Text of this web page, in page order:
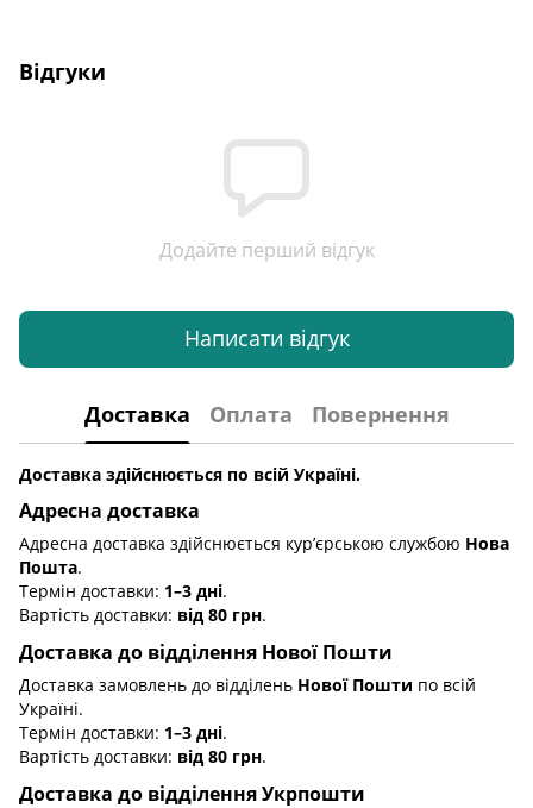
Відгуки
Додайте перший відгук
Написати відгук
Доставка Оплата Повернення
Доставка здійснюється по всій Україні.
Адресна доставка
Адресна доставка здійснюється кур’єрською службою Нова
Пошта.
Термін доставки: 1–3 дні.
Вартість доставки: від 80 грн.
Доставка до відділення Нової Пошти
Доставка замовлень до відділень Нової Пошти по всій
Україні.
Термін доставки: 1–3 дні.
Вартість доставки: від 80 грн.
Доставка до відділення Укрпошти